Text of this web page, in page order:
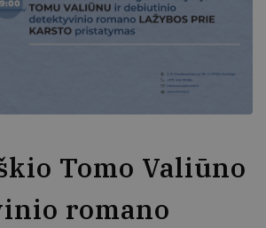
Tomo Valiūno
romano